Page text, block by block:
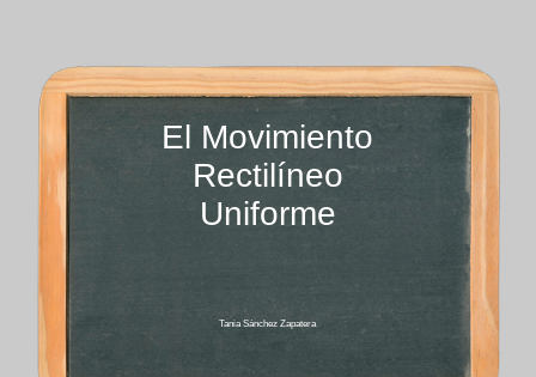
El Movimiento
Rectilíneo
Uniforme
Tania Sánchez Zapatera­